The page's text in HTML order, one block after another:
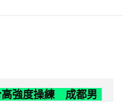
高強度操練 成都男